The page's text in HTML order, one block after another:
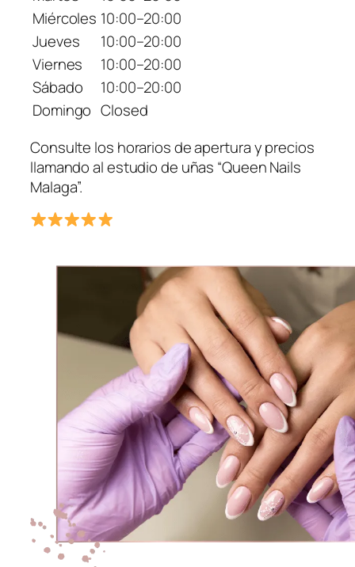
Miércoles 10:00–20:00
Jueves
10:00–20:00
Viernes
10:00–20:00
Sábado
10:00–20:00
Domingo Closed
Consulte los horarios de apertura y precios
llamando al estudio de uñas “Queen Nails
Malaga”.